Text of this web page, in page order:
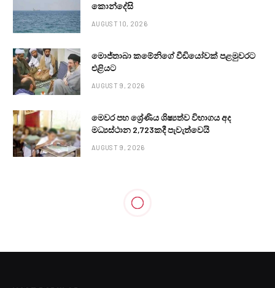
කොන්දේසි
AUGUST 10, 2026
මොජ්තාබා කමේනිගේ වීඩියෝවක් පළමුවරට
එළියට
AUGUST 9, 2026
මෙවර පහ ශ්‍රේණිය ශිෂ්‍යත්ව විභාගය අද
මධ්‍යස්ථාන 2,723කදී පැවැත්වෙයි
AUGUST 9, 2026
කළුතර සිද්ධියේ ප්‍රධාන සැකකරුට